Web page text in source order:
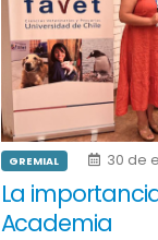
GREMIAL 30 de
La
Academia